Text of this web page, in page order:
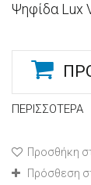
Ψηφίδα Lux
ΠΕΡΙΣΣΌΤΕΡΑ
Προσθήκη
Πρόσθεση